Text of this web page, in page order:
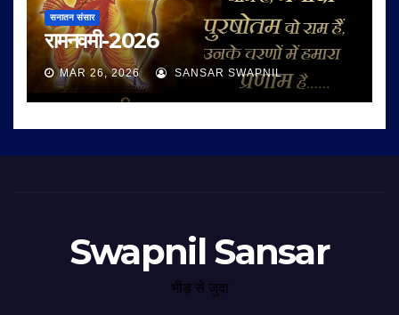
सनातन संसार
रामनवमी-2026
MAR 26, 2026 SANSAR SWAPNIL
Swapnil Sansar
भीड़ से जुदा